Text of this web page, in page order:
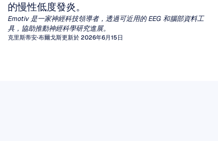
的慢性低度發炎。
Emotiv 是一家神經科技領導者，透過可近用的 EEG 和腦部資料工
具，協助推動神經科學研究進展。
克里斯蒂安·布爾戈斯更新於 2026年6月15日